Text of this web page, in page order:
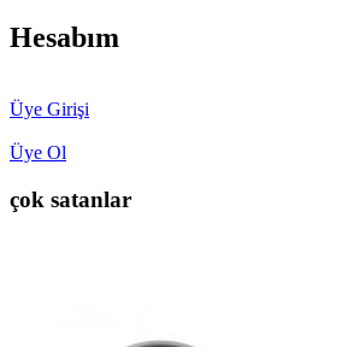
Hesabım
Üye Girişi
Üye Ol
çok satanlar